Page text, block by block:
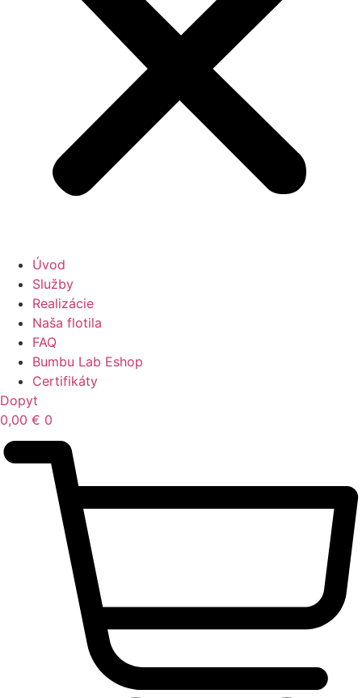
Úvod
Služby
Realizácie
Naša flotila
FAQ
Bumbu Lab Eshop
Certifikáty
Dopyt
0,00 € 0